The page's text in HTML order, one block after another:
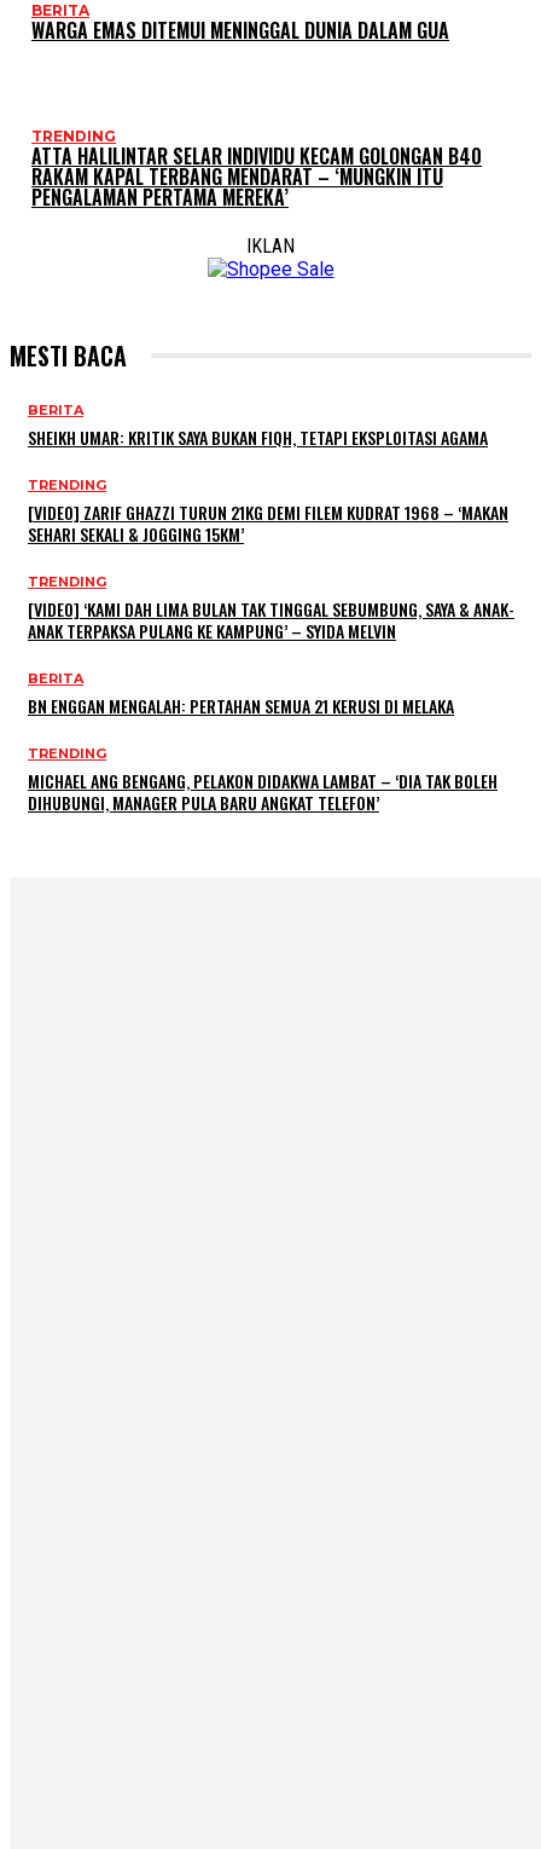
BERITA
WARGA EMAS DITEMUI MENINGGAL DUNIA DALAM GUA
TRENDING
ATTA HALILINTAR SELAR INDIVIDU KECAM GOLONGAN B40
RAKAM KAPAL TERBANG MENDARAT – ‘MUNGKIN ITU
PENGALAMAN PERTAMA MEREKA’
IKLAN
MESTI BACA
BERITA
SHEIKH UMAR: KRITIK SAYA BUKAN FIQH, TETAPI EKSPLOITASI AGAMA
TRENDING
[VIDEO] ZARIF GHAZZI TURUN 21KG DEMI FILEM KUDRAT 1968 – ‘MAKAN
SEHARI SEKALI & JOGGING 15KM’
TRENDING
[VIDEO] ‘KAMI DAH LIMA BULAN TAK TINGGAL SEBUMBUNG, SAYA & ANAK-
ANAK TERPAKSA PULANG KE KAMPUNG’ – SYIDA MELVIN
BERITA
BN ENGGAN MENGALAH: PERTAHAN SEMUA 21 KERUSI DI MELAKA
TRENDING
MICHAEL ANG BENGANG, PELAKON DIDAKWA LAMBAT – ‘DIA TAK BOLEH
DIHUBUNGI, MANAGER PULA BARU ANGKAT TELEFON’